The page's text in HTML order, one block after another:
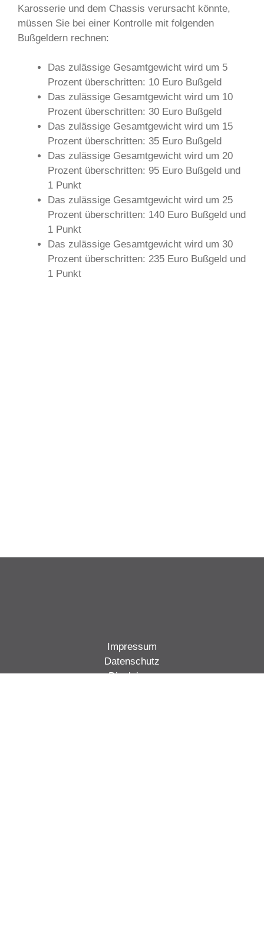
Karosserie und dem Chassis verursacht könnte,
müssen Sie bei einer Kontrolle mit folgenden
Bußgeldern rechnen:
Das zulässige Gesamtgewicht wird um 5
Prozent überschritten: 10 Euro Bußgeld
Das zulässige Gesamtgewicht wird um 10
Prozent überschritten: 30 Euro Bußgeld
Das zulässige Gesamtgewicht wird um 15
Prozent überschritten: 35 Euro Bußgeld
Das zulässige Gesamtgewicht wird um 20
Prozent überschritten: 95 Euro Bußgeld und
1 Punkt
Das zulässige Gesamtgewicht wird um 25
Prozent überschritten: 140 Euro Bußgeld und
1 Punkt
Das zulässige Gesamtgewicht wird um 30
Prozent überschritten: 235 Euro Bußgeld und
1 Punkt
Impressum
Datenschutz
Disclaimer